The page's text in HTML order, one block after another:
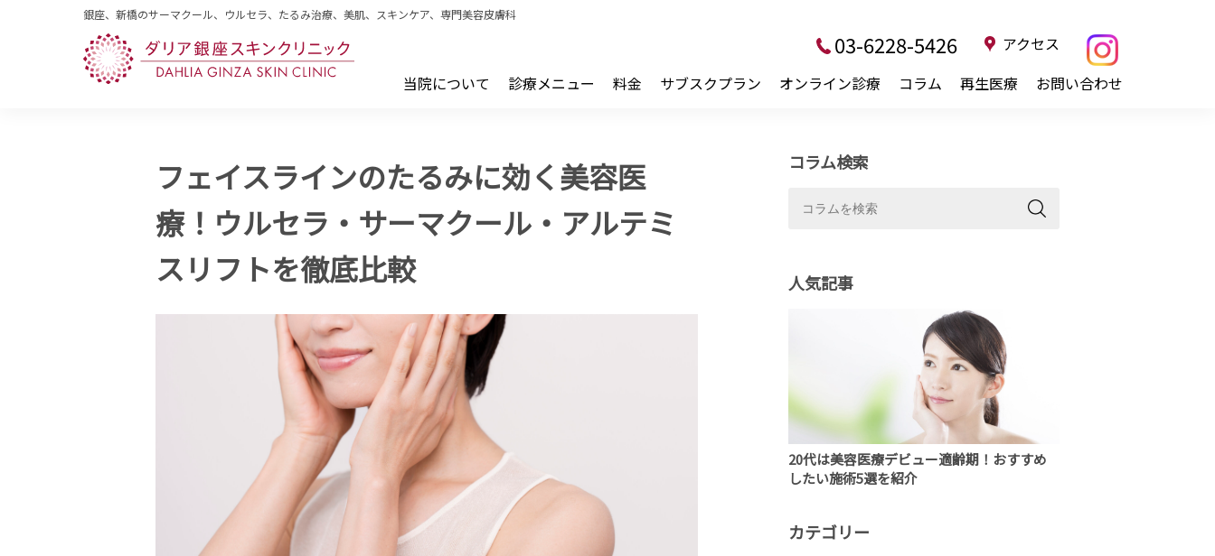
銀座、新橋のサーマクール、ウルセラ、たるみ治療、美肌、スキンケア、専門美容皮膚科
当院について 診療メニュー 料金 サブスクプラン オンライン診療 コラム 再生医療 お問い合わせ
03-6228-5426 アクセス
フェイスラインのたるみに効く美容医
療！ウルセラ・サーマクール・アルテミ
スリフトを徹底比較
コラム検索
人気記事
20代は美容医療デビュー適齢期！おすすめ
したい施術5選を紹介
カテゴリー